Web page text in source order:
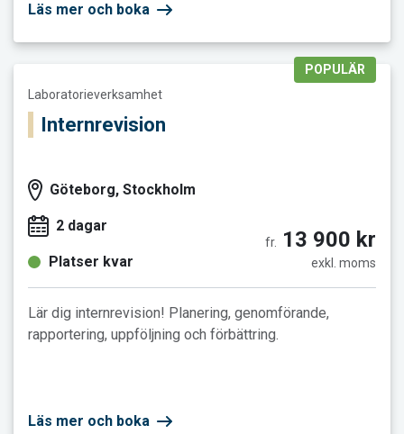
Läs mer och boka
POPULÄR
Laboratorieverksamhet
Internrevision
Göteborg, Stockholm
2 dagar
Platser kvar
fr. 13 900 kr
exkl. moms
Lär dig internrevision! Planering, genomförande,
rapportering, uppföljning och förbättring.
Läs mer och boka